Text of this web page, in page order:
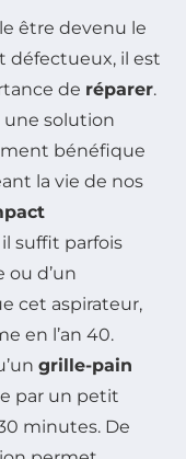
être devenu le
défectueux, il est
de réparer.
une solution
bénéfique
la vie de nos
suffit parfois
ou d’un
cet aspirateur,
en l’an 40.
grille-pain
par un petit
minutes. De